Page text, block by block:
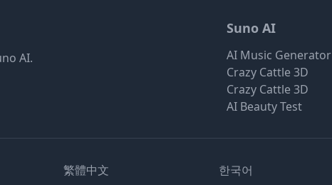
AI.
Suno AI
AI Music Generator
Crazy Cattle 3D
Crazy Cattle 3D
AI Beauty Test
繁體中文 한국어